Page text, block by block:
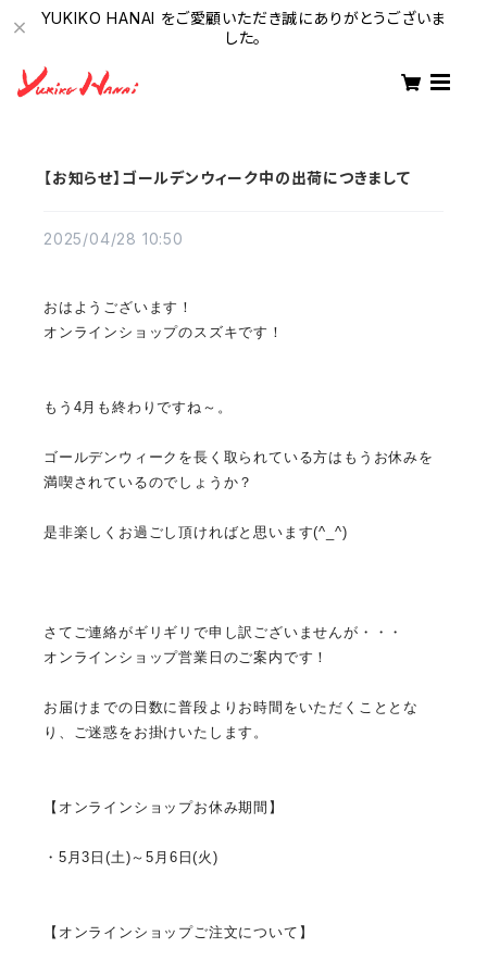
YUKIKO HANAI をご愛顧いただき誠にありがとうございま
した。
【お知らせ】ゴールデンウィーク中の出荷につきまして
2025/04/28 10:50
おはようございます！
オンラインショップのスズキです！
もう4月も終わりですね～。
ゴールデンウィークを長く取られている方はもうお休みを
満喫されているのでしょうか？
是非楽しくお過ごし頂ければと思います(^_^)
さてご連絡がギリギリで申し訳ございませんが・・・
オンラインショップ営業日のご案内です！
お届けまでの日数に普段よりお時間をいただくこととな
り、 ご迷惑をお掛けいたします。
【 オンラインショップお休み期間 】
・ 5月3日(土)～5月6日(火)
【オンラインショップご注文について】